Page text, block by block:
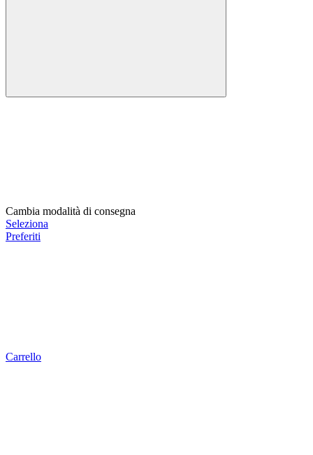
Cambia modalità di consegna
Seleziona
Preferiti
Carrello